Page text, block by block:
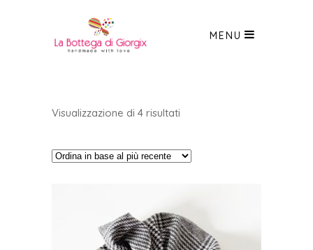
MENU
Visualizzazione di 4 risultati
più